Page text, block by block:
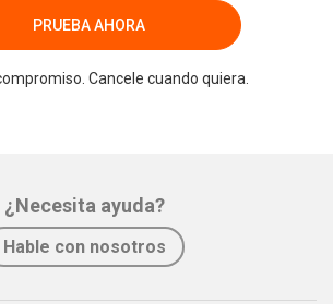
PRUEBA AHORA
Cancele cuando quiera.
¿Necesita ayuda?
Hable con nosotros